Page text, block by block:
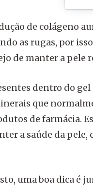
de colágeno
as rugas, por
de manter a pele
dentro do gel
que
de farmácia.
a saúde da pele,
uma boa dica é